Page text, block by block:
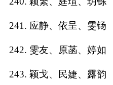
241. 应静、依呈、雯钖
242. 雯友、原菡、婷如
243. 颖戈、民婕、露韵